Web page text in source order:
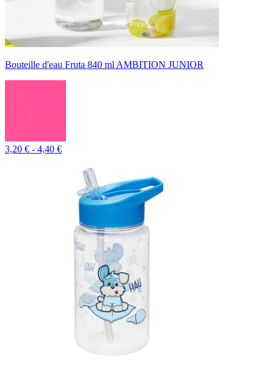
Bouteille d'eau Fruta 840 ml AMBITION JUNIOR
3,20 € - 4,40 €